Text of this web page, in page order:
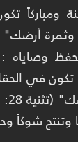
ومباركاً
تكون في
شوكاً